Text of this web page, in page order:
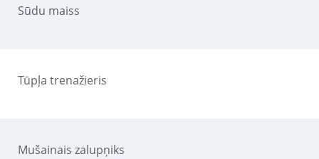
Sūdu maiss
Tūpļa trenažieris
Mušainais zalupņiks